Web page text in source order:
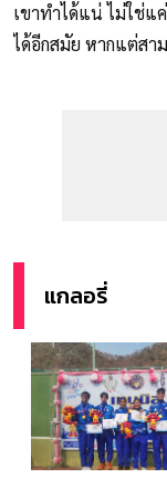
เขาทำได้แน่ ไม่ใช่แ
ได้อีกสมัย หากแต่สา
แกลอรี่